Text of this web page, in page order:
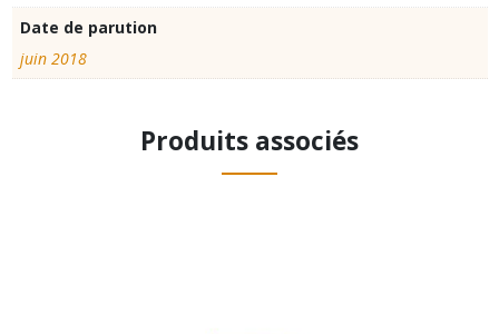
Date de parution
juin 2018
Produits associés